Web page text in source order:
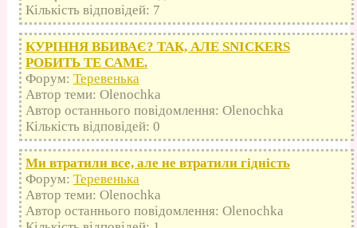
Кількість відповідей: 7
КУРІННЯ ВБИВАЄ? ТАК, АЛЕ SNICKERS
РОБИТЬ ТЕ САМЕ.
Форум: Теревенька
Автор теми: Olenochka
Автор останнього повідомлення: Olenochka
Кількість відповідей: 0
Ми втратили все, але не втратили гідність
Форум: Теревенька
Автор теми: Olenochka
Автор останнього повідомлення: Olenochka